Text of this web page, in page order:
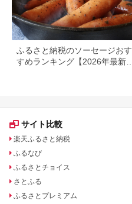
ふるさと納税のソーセージおす
すめランキング【2026年最新
サイト比較
楽天ふるさと納税
ふるなび
ふるさとチョイス
さとふる
ふるさとプレミアム